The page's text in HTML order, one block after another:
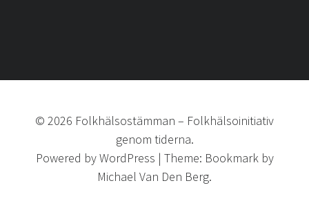
© 2026 Folkhälsostämman – Folkhälsoinitiativ
genom tiderna.
Powered byWordPress | Theme: Bookmarkby
Michael Van Den Berg.